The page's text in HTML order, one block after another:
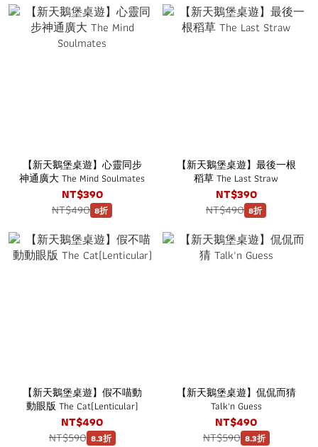
【新天鵝堡桌遊】心靈同步
神通廣大 The Mind Soulmates
NT$390
NT$490 8折
【新天鵝堡桌遊】最後一根
稻草 The Last Straw
NT$390
NT$490 8折
【新天鵝堡桌遊】假不喵動
動眼版 The Cat(Lenticular)
NT$490
NT$590 8.3折
【新天鵝堡桌遊】侃侃而猜
Talk'n Guess
NT$490
NT$590 8.3折